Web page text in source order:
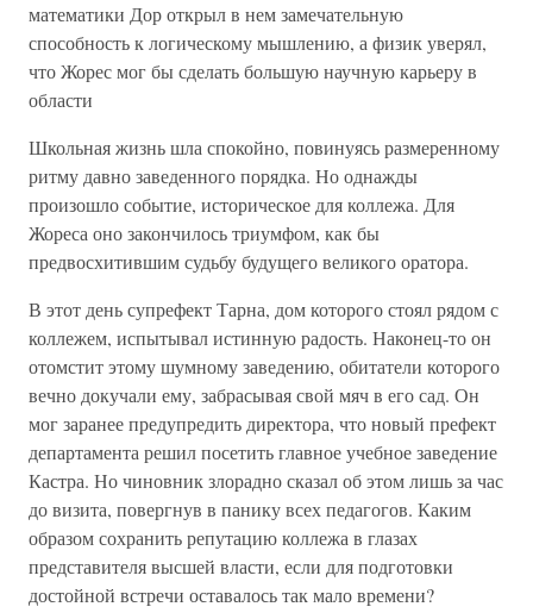
математики Дор открыл в нем замечательную
способность к логическому мышлению, а физик уверял,
что Жорес мог бы сделать большую научную карьеру в
области
Школьная жизнь шла спокойно, повинуясь размеренному
ритму давно заведенного порядка. Но однажды
произошло событие, историческое для коллежа. Для
Жореса оно закончилось триумфом, как бы
предвосхитившим судьбу будущего великого оратора.
В этот день супрефект Тарна, дом которого стоял рядом с
коллежем, испытывал истинную радость. Наконец-то он
отомстит этому шумному заведению, обитатели которого
вечно докучали ему, забрасывая свой мяч в его сад. Он
мог заранее предупредить директора, что новый префект
департамента решил посетить главное учебное заведение
Кастра. Но чиновник злорадно сказал об этом лишь за час
до визита, повергнув в панику всех педагогов. Каким
образом сохранить репутацию коллежа в глазах
представителя высшей власти, если для подготовки
достойной встречи оставалось так мало времени?